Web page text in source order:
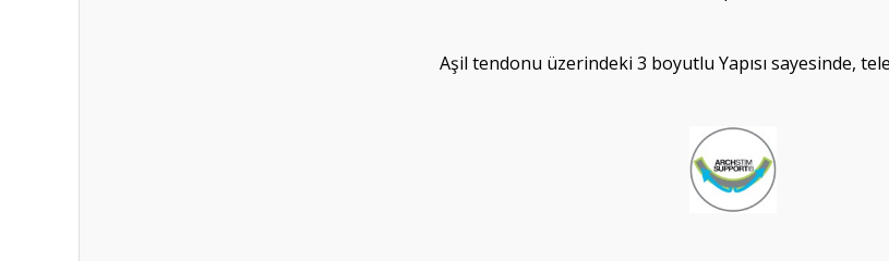
Aşil tendonu üzerindeki 3 boyutlu Yapısı sayesinde,